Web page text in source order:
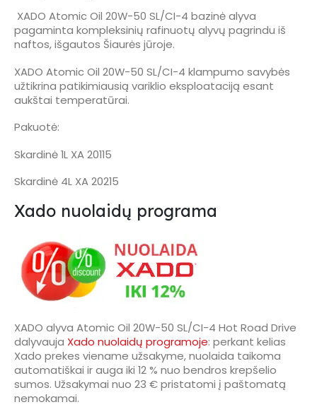
XADO Atomic Oil 20W-50 SL/CI-4 bazinė alyva
pagaminta kompleksinių rafinuotų alyvų pagrindu iš
naftos, išgautos Šiaurės jūroje.
XADO Atomic Oil 20W-50 SL/CI-4 klampumo savybės
užtikrina patikimiausią variklio eksploataciją esant
aukštai temperatūrai.
Pakuotė:
Skardinė 1L XA 20115
Skardinė 4L XA 20215
Xado nuolaidų programa
XADO alyva Atomic Oil 20W-50 SL/CI-4 Hot Road Drive
dalyvauja Xado nuolaidų programoje: perkant kelias
Xado prekes viename užsakyme, nuolaida taikoma
automatiškai ir auga iki 12 % nuo bendros krepšelio
sumos. Užsakymai nuo 23 € pristatomi į paštomatą
nemokamai.